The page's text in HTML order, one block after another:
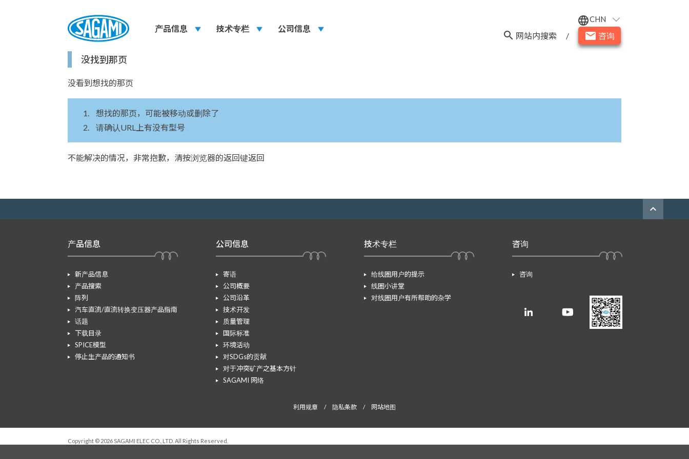
产品信息 play_arrow 技术专栏 play_arrow 公司信息 play_arrow
search 网站内搜索 / email 咨询
languageCHN
没找到那页
没看到想找的那页
想找的那页，可能被移动或删除了
请确认URL上有没有型号
不能解决的情况，非常抱歉，清按浏览器的返回键返回
expand_less
产品信息
新产品信息
产品搜索
阵列
汽车直流/直流转换变压器产品指南
话题
下载目录
SPICE模型
停止生产品的通知书
公司信息
寄语
公司概要
公司沿革
技术开发
质量管理
国际标准
环境活动
对SDGs的贡献
对于冲突矿产之基本方针
SAGAMI 网络
技术专栏
给线圈用户的提示
线圈小讲堂
对线圈用户有所帮助的杂学
咨询
咨询
利用规章 / 隐私条款 / 网站地图
Copyright © 2026 SAGAMI ELEC CO., LTD. All Rights Reserved.